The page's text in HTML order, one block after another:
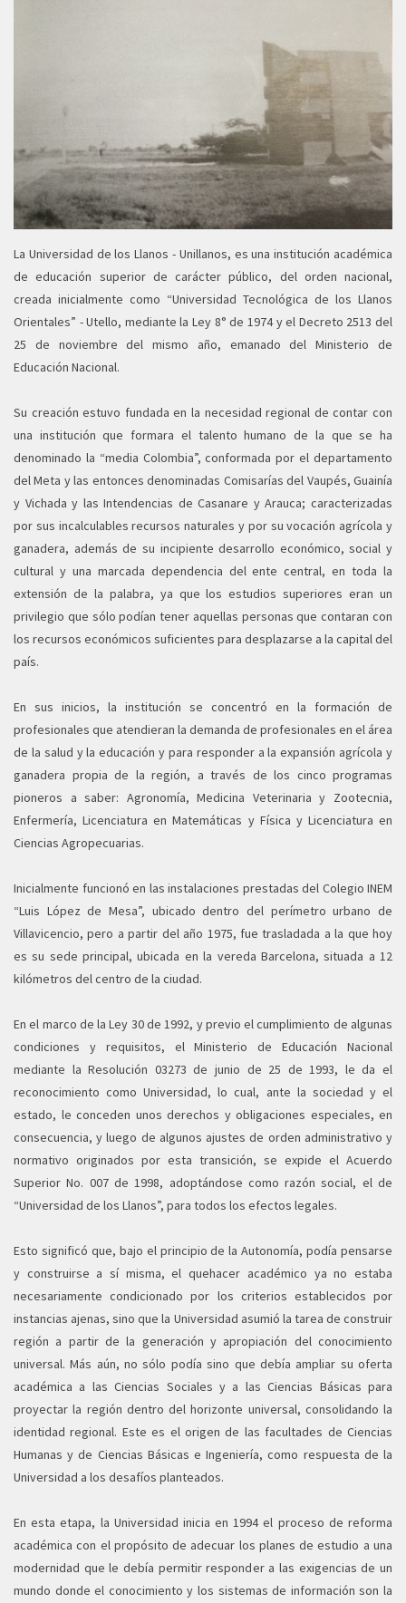
La Universidad de los Llanos - Unillanos, es una institución académica
de educación superior de carácter público, del orden nacional,
creada inicialmente como “Universidad Tecnológica de los Llanos
Orientales” - Utello, mediante la Ley 8° de 1974 y el Decreto 2513 del
25 de noviembre del mismo año, emanado del Ministerio de
Educación Nacional.
Su creación estuvo fundada en la necesidad regional de contar con
una institución que formara el talento humano de la que se ha
denominado la “media Colombia”, conformada por el departamento
del Meta y las entonces denominadas Comisarías del Vaupés, Guainía
y Vichada y las Intendencias de Casanare y Arauca; caracterizadas
por sus incalculables recursos naturales y por su vocación agrícola y
ganadera, además de su incipiente desarrollo económico, social y
cultural y una marcada dependencia del ente central, en toda la
extensión de la palabra, ya que los estudios superiores eran un
privilegio que sólo podían tener aquellas personas que contaran con
los recursos económicos suficientes para desplazarse a la capital del
país.
En sus inicios, la institución se concentró en la formación de
profesionales que atendieran la demanda de profesionales en el área
de la salud y la educación y para responder a la expansión agrícola y
ganadera propia de la región, a través de los cinco programas
pioneros a saber: Agronomía, Medicina Veterinaria y Zootecnia,
Enfermería, Licenciatura en Matemáticas y Física y Licenciatura en
Ciencias Agropecuarias.
Inicialmente funcionó en las instalaciones prestadas del Colegio INEM
“Luis López de Mesa”, ubicado dentro del perímetro urbano de
Villavicencio, pero a partir del año 1975, fue trasladada a la que hoy
es su sede principal, ubicada en la vereda Barcelona, situada a 12
kilómetros del centro de la ciudad.
En el marco de la Ley 30 de 1992, y previo el cumplimiento de algunas
condiciones y requisitos, el Ministerio de Educación Nacional
mediante la Resolución 03273 de junio de 25 de 1993, le da el
reconocimiento como Universidad, lo cual, ante la sociedad y el
estado, le conceden unos derechos y obligaciones especiales, en
consecuencia, y luego de algunos ajustes de orden administrativo y
normativo originados por esta transición, se expide el Acuerdo
Superior No. 007 de 1998, adoptándose como razón social, el de
“Universidad de los Llanos”, para todos los efectos legales.
Esto significó que, bajo el principio de la Autonomía, podía pensarse
y construirse a sí misma, el quehacer académico ya no estaba
necesariamente condicionado por los criterios establecidos por
instancias ajenas, sino que la Universidad asumió la tarea de construir
región a partir de la generación y apropiación del conocimiento
universal. Más aún, no sólo podía sino que debía ampliar su oferta
académica a las Ciencias Sociales y a las Ciencias Básicas para
proyectar la región dentro del horizonte universal, consolidando la
identidad regional. Este es el origen de las facultades de Ciencias
Humanas y de Ciencias Básicas e Ingeniería, como respuesta de la
Universidad a los desafíos planteados.
En esta etapa, la Universidad inicia en 1994 el proceso de reforma
académica con el propósito de adecuar los planes de estudio a una
modernidad que le debía permitir responder a las exigencias de un
mundo donde el conocimiento y los sistemas de información son la